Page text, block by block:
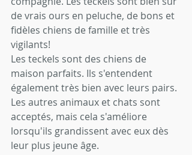
de vrais ours en peluche, de bons et
fidèles chiens de famille et très
vigilants!
Les teckels sont des chiens de
maison parfaits. Ils s'entendent
également très bien avec leurs pairs.
Les autres animaux et chats sont
acceptés, mais cela s'améliore
lorsqu'ils grandissent avec eux dès
leur plus jeune âge.